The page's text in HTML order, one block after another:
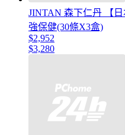
JINTAN 森下仁丹 【
強保健(30條X3盒)
$2,952
$3,280